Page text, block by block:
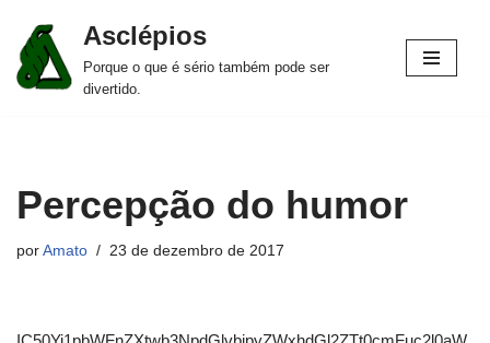
Pular
para
Asclépios
Porque o que é sério também pode ser
divertido.
Percepção do humor
por Amato 23 de dezembro de 2017